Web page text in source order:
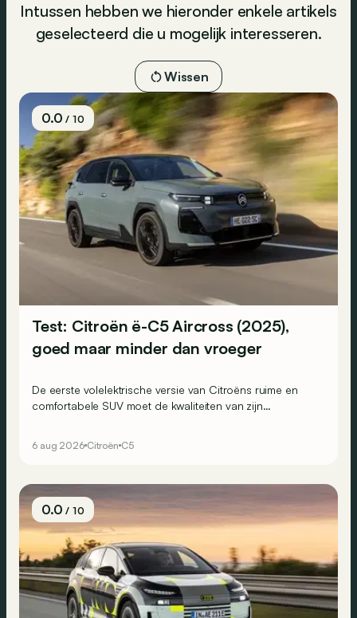
Intussen hebben we hieronder enkele artikels
geselecteerd die u mogelijk interesseren.
Wissen
0.0/ 10
Test: Citroën ë-C5 Aircross (2025),
goed maar minder dan vroeger
De eerste volelektrische versie van Citroëns ruime en
comfortabele SUV moet de kwaliteiten van zijn
6 aug 2026 Citroën C5
0.0/ 10